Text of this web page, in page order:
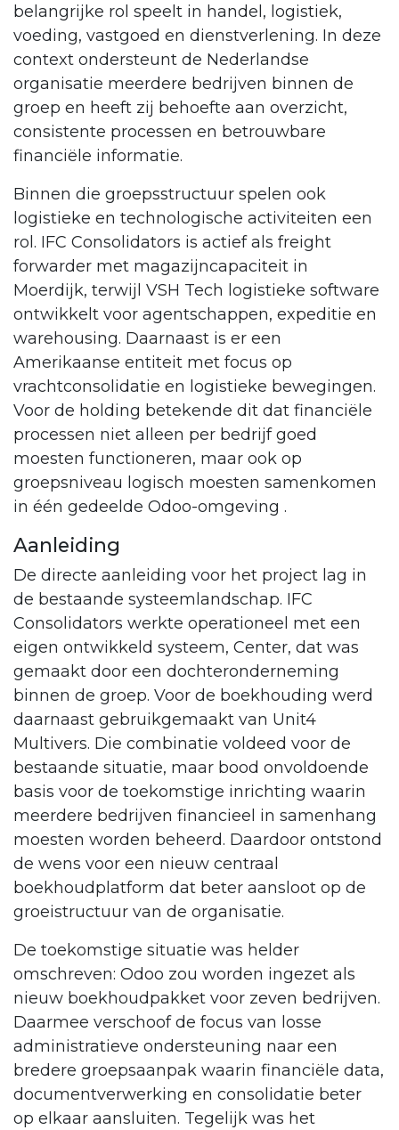
belangrijke rol speelt in handel, logistiek,
voeding, vastgoed en dienstverlening. In deze
context ondersteunt de Nederlandse
organisatie meerdere bedrijven binnen de
groep en heeft zij behoefte aan overzicht,
consistente processen en betrouwbare
financiële informatie.
Binnen die groepsstructuur spelen ook
logistieke en technologische activiteiten een
rol. IFC Consolidators is actief als freight
forwarder met magazijncapaciteit in
Moerdijk, terwijl VSH Tech logistieke software
ontwikkelt voor agentschappen, expeditie en
warehousing. Daarnaast is er een
Amerikaanse entiteit met focus op
vrachtconsolidatie en logistieke bewegingen.
Voor de holding betekende dit dat financiële
processen niet alleen per bedrijf goed
moesten functioneren, maar ook op
groepsniveau logisch moesten samenkomen
in één gedeelde Odoo-omgeving .
Aanleiding
De directe aanleiding voor het project lag in
de bestaande systeemlandschap. IFC
Consolidators werkte operationeel met een
eigen ontwikkeld systeem, Center, dat was
gemaakt door een dochteronderneming
binnen de groep. Voor de boekhouding werd
daarnaast gebruikgemaakt van Unit4
Multivers. Die combinatie voldeed voor de
bestaande situatie, maar bood onvoldoende
basis voor de toekomstige inrichting waarin
meerdere bedrijven financieel in samenhang
moesten worden beheerd. Daardoor ontstond
de wens voor een nieuw centraal
boekhoudplatform dat beter aansloot op de
groeistructuur van de organisatie.
De toekomstige situatie was helder
omschreven: Odoo zou worden ingezet als
nieuw boekhoudpakket voor zeven bedrijven.
Daarmee verschoof de focus van losse
administratieve ondersteuning naar een
bredere groepsaanpak waarin financiële data,
documentverwerking en consolidatie beter
op elkaar aansluiten. Tegelijk was het